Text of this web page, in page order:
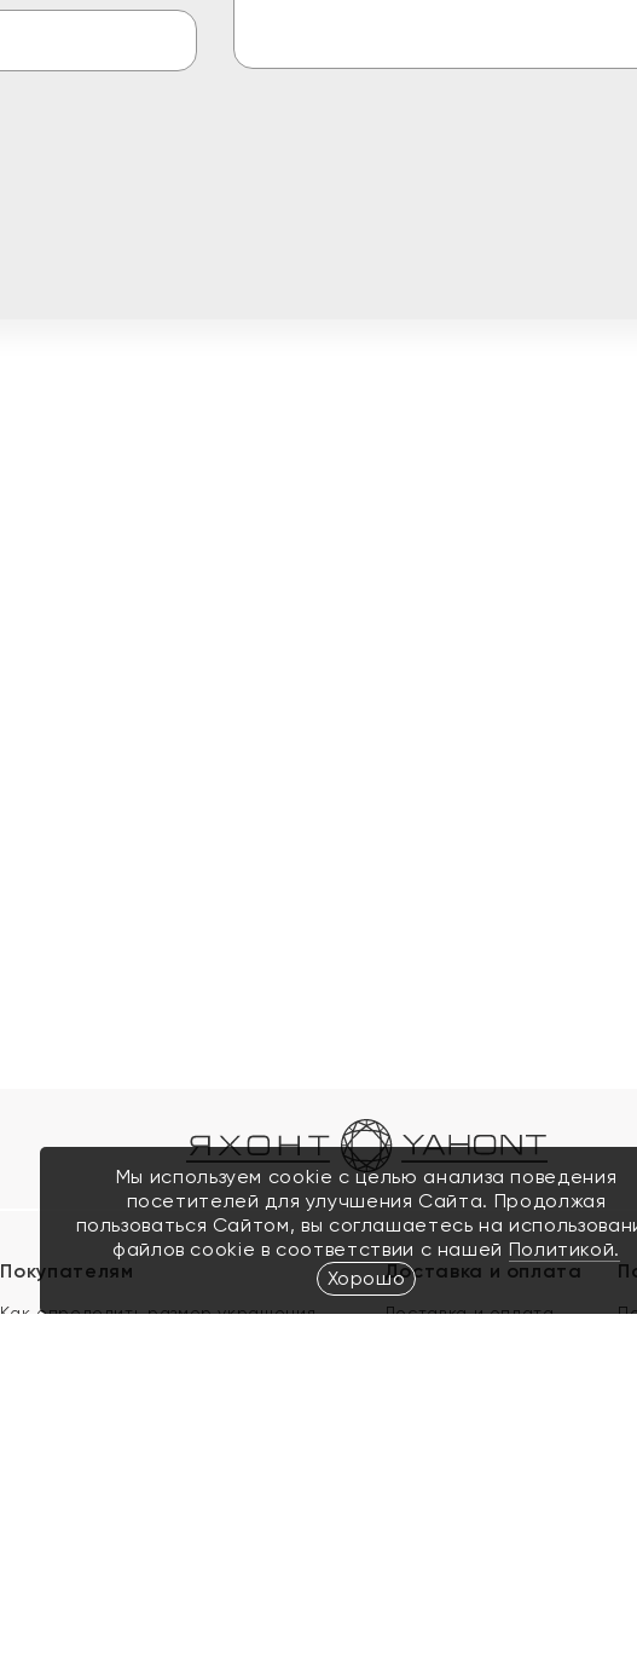
Покупателям
Как определить размер украшения
Доставка и оплата
Доставка и оплата
Мы используем cookie с целью анализа поведения
посетителей для улучшения Сайта. Продолжая
пользоваться Сайтом, вы соглашаетесь на
файлов cookie в соответствии с нашей Политикой.
Хорошо